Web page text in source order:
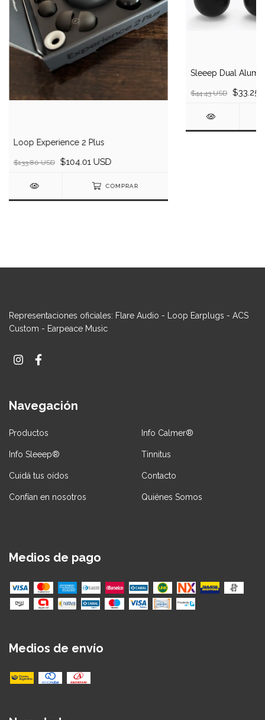
Loop Experience 2 Plus
$133.80 USD $104.01 USD
COMPRAR
Sleeep Dual
$44.43 USD $33.25
Representaciones oficiales: Flare Audio - Loop Earplugs - ACS
Custom - Earpeace Music
Navegación
Productos Info Calmer®
Info Sleeep® Tinnitus
Cuidá tus oídos Contacto
Confían en nosotros Quiénes Somos
Medios de pago
Medios de envío